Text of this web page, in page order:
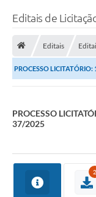
CAPINA ECOLÓGICA
Listas de Espera -
Editais de
Editais
PROCESSO
PROCESSO
37/2025
2